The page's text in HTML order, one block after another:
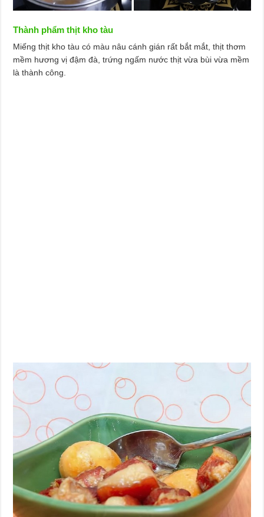
Thành phẩm thịt kho tàu
Miếng thịt kho tàu có màu nâu cánh gián rất bắt mắt, thịt thơm
mềm hương vị đậm đà, trứng ngấm nước thịt vừa bùi vừa mềm
là thành công.